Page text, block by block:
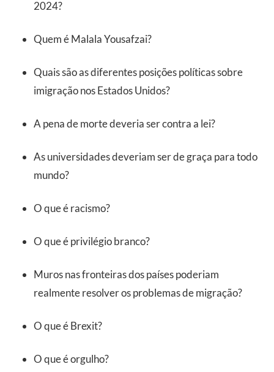
2024?
Quem é Malala Yousafzai?
Quais são as diferentes posições políticas sobre
imigração nos Estados Unidos?
A pena de morte deveria ser contra a lei?
As universidades deveriam ser de graça para todo
mundo?
O que é racismo?
O que é privilégio branco?
Muros nas fronteiras dos países poderiam
realmente resolver os problemas de migração?
O que é Brexit?
O que é orgulho?